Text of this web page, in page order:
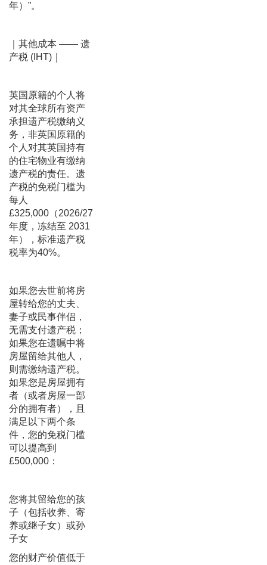
年）”。
｜其他成本 —— 遗
产税 (IHT)｜
英国原籍的个人将
对其全球所有资产
承担遗产税缴纳义
务，非英国原籍的
个人对其英国持有
的住宅物业有缴纳
遗产税的责任。遗
产税的免税门槛为
每人
£325,000（2026/27
年度，冻结至 2031
年），标准遗产税
税率为40%。
如果您去世前将房
屋转给您的丈夫、
妻子或民事伴侣，
无需支付遗产税；
如果您在遗嘱中将
房屋留给其他人，
则需缴纳遗产税。
如果您是房屋拥有
者（或者房屋一部
分的拥有者），且
满足以下两个条
件，您的免税门槛
可以提高到
£500,000：
您将其留给您的孩
子（包括收养、寄
养或继子女）或孙
子女
您的财产价值低于